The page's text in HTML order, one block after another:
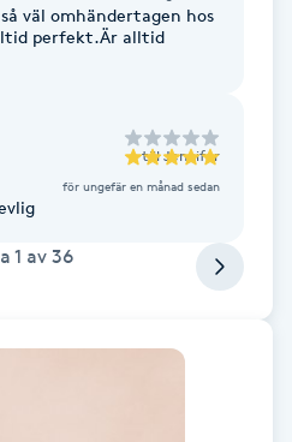
väl omhändertagen hos
perfekt.Är alltid
till Jennifer
för ungefär en månad sedan
1 av 36